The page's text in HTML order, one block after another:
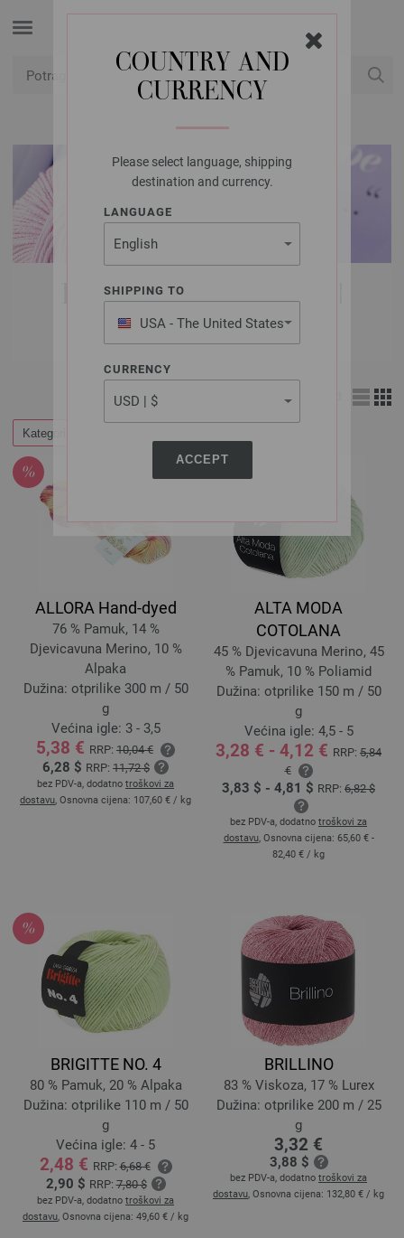
COUNTRY AND
CURRENCY
Please select language, shipping
destination and currency.
LANGUAGE
SHIPPING TO
USA - The United States
of America
CURRENCY
ACCEPT
LANA GROSSA VUNE |
PROLEĆE / LETO
Kategorije
ALLORA Hand-dyed
76 % Pamuk, 14 %
Djevicavuna Merino, 10 %
Alpaka
Dužina: otprilike 300 m / 50
g
Većina igle: 3 - 3,5
5,38 € RRP: 10,04 €
6,28 $ RRP: 11,72 $
bez PDV-a, dodatno troškovi za
dostavu, Osnovna cijena: 107,60 € / kg
ALTA MODA
COTOLANA
45 % Djevicavuna Merino, 45
% Pamuk, 10 % Poliamid
Dužina: otprilike 150 m / 50
g
Većina igle: 4,5 - 5
3,28 € - 4,12 € RRP: 5,84
€
3,83 $ - 4,81 $ RRP: 6,82 $
bez PDV-a, dodatno troškovi za
dostavu, Osnovna cijena: 65,60 € -
82,40 € / kg
BRIGITTE NO. 4
80 % Pamuk, 20 % Alpaka
Dužina: otprilike 110 m / 50
g
Većina igle: 4 - 5
2,48 € RRP:6,68 €
2,90 $ RRP:7,80 $
bez PDV-a, dodatno troškovi za
dostavu, Osnovna cijena: 49,60 € / kg
BRILLINO
83 % Viskoza, 17 % Lurex
Dužina: otprilike 200 m / 25
g
3,32 €
3,88 $
bez PDV-a, dodatno troškovi za
dostavu, Osnovna cijena: 132,80 € / kg